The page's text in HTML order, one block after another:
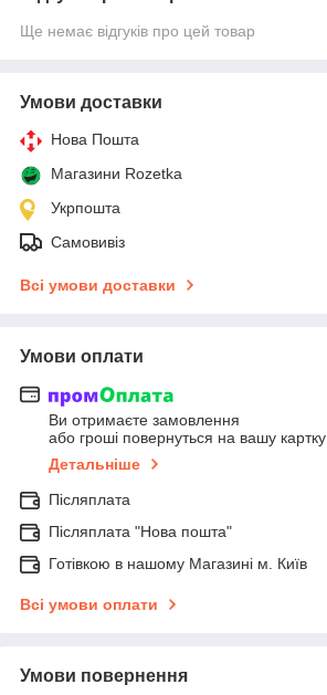
Ще немає відгуків про цей товар
Умови доставки
Нова Пошта
Магазини Rozetka
Укрпошта
Самовивіз
Всі умови доставки
Умови оплати
Ви отримаєте замовлення
або гроші повернуться на вашу картку
Детальніше
Післяплата
Післяплата "Нова пошта"
Готівкою в нашому Магазині м. Київ
Всі умови оплати
Умови повернення